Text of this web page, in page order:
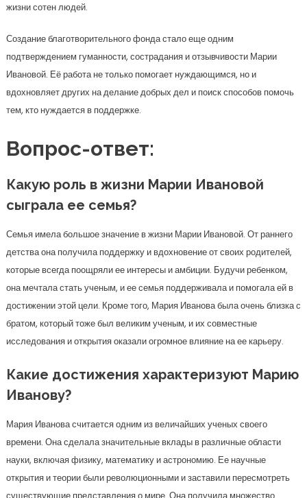
жизни сотен людей.
Создание благотворительного фонда стало еще одним
подтверждением гуманности, сострадания и отзывчивости Марии
Ивановой. Её работа не только помогает нуждающимся, но и
вдохновляет других на делание добрых дел и поиск способов помочь
тем, кто нуждается в поддержке.
Вопрос-ответ:
Какую роль в жизни Марии Ивановой
сыграла ее семья?
Семья имела большое значение в жизни Марии Ивановой. От раннего
детства она получила поддержку и вдохновение от своих родителей,
которые всегда поощряли ее интересы и амбиции. Будучи ребенком,
она мечтала стать ученым, и ее семья поддерживала и помогала ей в
достижении этой цели. Кроме того, Мария Иванова была очень близка с
братом, который тоже был великим ученым, и их совместные
исследования и открытия оказали огромное влияние на ее карьеру.
Какие достижения характеризуют Марию
Иванову?
Мария Иванова считается одним из величайших ученых своего
времени. Она сделала значительные вклады в различные области
науки, включая физику, математику и астрономию. Ее научные
открытия и теории были революционными и заставили пересмотреть